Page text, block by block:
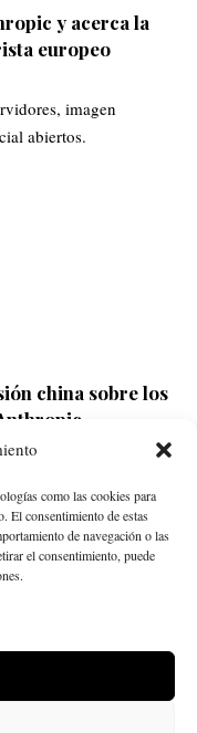
como las cookies para
El consentimiento de estas
de navegación o las
el consentimiento, puede
y acerca la
europeo
china sobre los
ARTIFICIAL
NEGOCIOS